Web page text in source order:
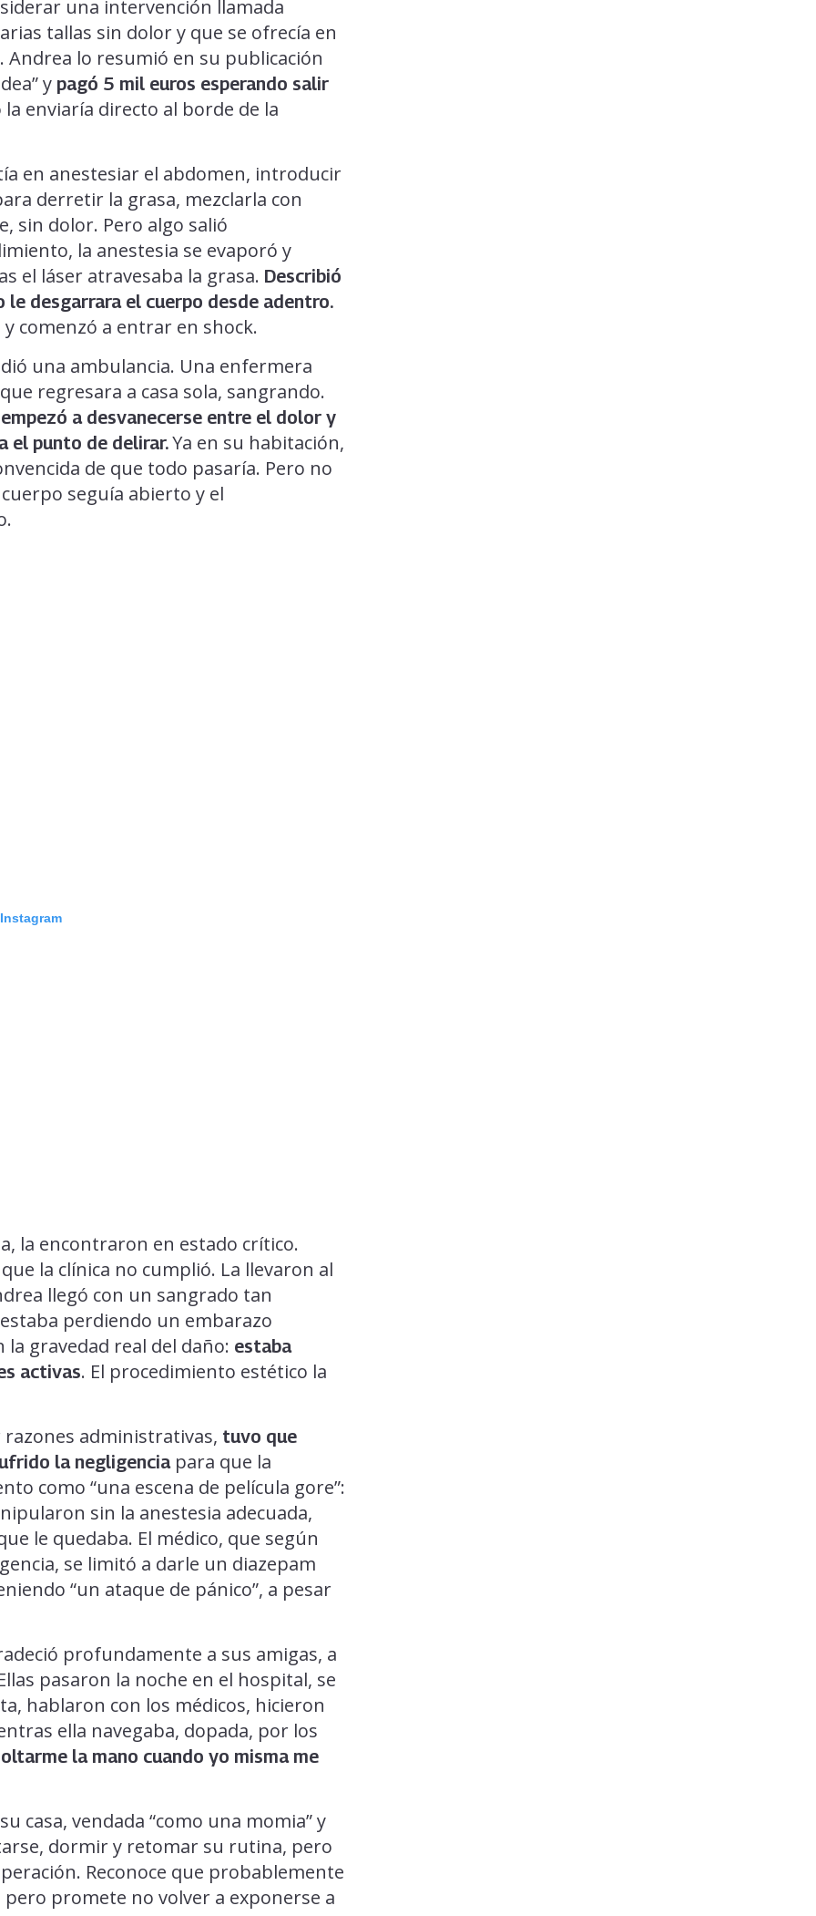
una intervención llamada
tallas sin dolor y que se ofrecía en
Andrea lo resumió en su publicación
y pagó 5 mil euros esperando salir
enviaría directo al borde de la
en anestesiar el abdomen, introducir
derretir la grasa, mezclarla con
sin dolor. Pero algo salió
la anestesia se evaporó y
el láser atravesaba la grasa. Describió
desgarrara el cuerpo desde adentro.
comenzó a entrar en shock.
una ambulancia. Una enfermera
regresara a casa sola, sangrando.
a desvanecerse entre el dolor y
el punto de delirar.Ya en su habitación,
de que todo pasaría. Pero no
seguía abierto y el
la encontraron en estado crítico.
la clínica no cumplió. La llevaron al
llegó con un sangrado tan
perdiendo un embarazo
gravedad real del daño: estaba
activas. El procedimiento estético la
administrativas, tuvo que
la negligenciapara que la
como “una escena de película gore”:
sin la anestesia adecuada,
le quedaba. El médico, que según
se limitó a darle un diazepam
“un ataque de pánico”, a pesar
profundamente a sus amigas, a
pasaron la noche en el hospital, se
hablaron con los médicos, hicieron
ella navegaba, dopada, por los
la mano cuando yo misma me
casa, vendada “como una momia” y
dormir y retomar su rutina, pero
Reconoce que probablemente
promete no volver a exponerse a